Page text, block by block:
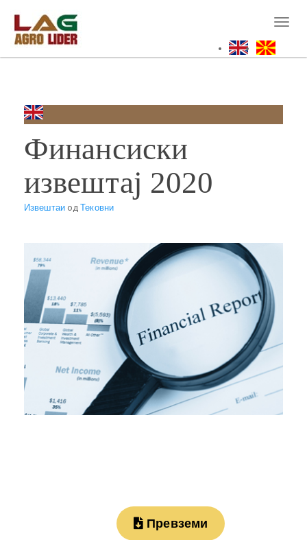
main
content
Финансиски
извештај 2020
ИзвештаиодТековни
Превземи